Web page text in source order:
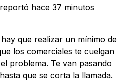
hace 37 minutos
que realizar un mínimo de
los comerciales te cuelgan
problema. Te van pasando
que se corta la llamada.